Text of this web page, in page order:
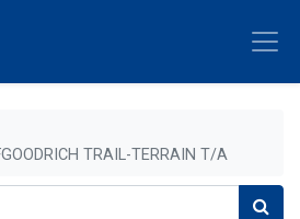
TRAIL-TERRAIN T/A